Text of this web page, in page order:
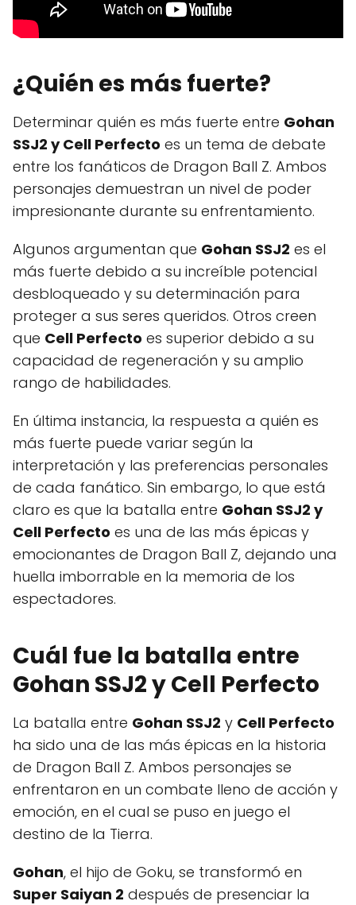
¿Quién es más fuerte?
Determinar quién es más fuerte entre Gohan
SSJ2 y Cell Perfecto es un tema de debate
entre los fanáticos de Dragon Ball Z. Ambos
personajes demuestran un nivel de poder
impresionante durante su enfrentamiento.
Algunos argumentan que Gohan SSJ2 es el
más fuerte debido a su increíble potencial
desbloqueado y su determinación para
proteger a sus seres queridos. Otros creen
que Cell Perfecto es superior debido a su
capacidad de regeneración y su amplio
rango de habilidades.
En última instancia, la respuesta a quién es
más fuerte puede variar según la
interpretación y las preferencias personales
de cada fanático. Sin embargo, lo que está
claro es que la batalla entre Gohan SSJ2 y
Cell Perfecto es una de las más épicas y
emocionantes de Dragon Ball Z, dejando una
huella imborrable en la memoria de los
espectadores.
Cuál fue la batalla entre
Gohan SSJ2 y Cell Perfecto
La batalla entre Gohan SSJ2 y Cell Perfecto
ha sido una de las más épicas en la historia
de Dragon Ball Z. Ambos personajes se
enfrentaron en un combate lleno de acción y
emoción, en el cual se puso en juego el
destino de la Tierra.
Gohan, el hijo de Goku, se transformó en
Super Saiyan 2 después de presenciar la